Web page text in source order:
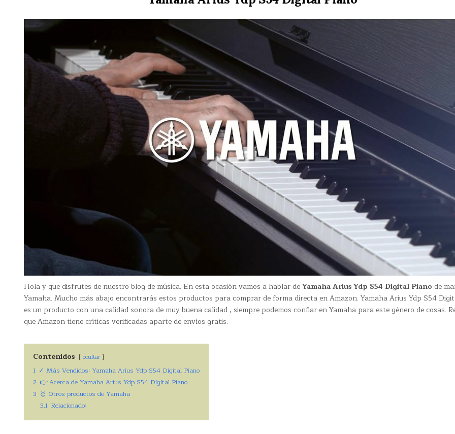
Hola y que disfrutes de nuestro blog de música. En esta ocasión vamos a hablar deYamaha Arius Ydp S54 Digital Piano de
Yamaha. Mucho más abajo encontrarás estos productos para comprar de forma directa en Amazon. Yamaha Arius Ydp S54
es un producto con una calidad sonora de muy buena calidad , siempre podemos confiar en Yamaha para este género de cosas.
que Amazon tiene críticas verificadas aparte de envíos gratis.
Contenidos ocultar
1 ✓ Más Vendidos: Yamaha Arius Ydp S54 Digital Piano
2 👉 Acerca de Yamaha Arius Ydp S54 Digital Piano
3 🥇 Otros productos de Yamaha
3.1 Relacionado: